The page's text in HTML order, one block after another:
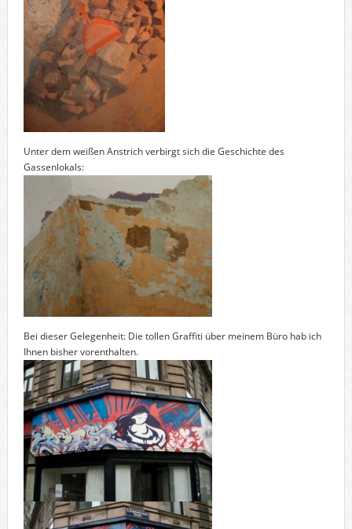
Unter dem weißen Anstrich verbirgt sich die Geschichte des
Gassenlokals:
Bei dieser Gelegenheit: Die tollen Graffiti über meinem Büro hab ich
Ihnen bisher vorenthalten.